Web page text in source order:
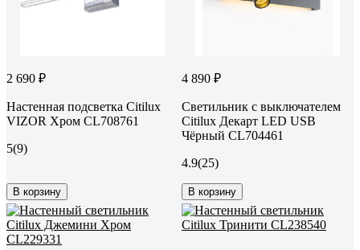
2 690 ₽
Настенная подсветка Citilux
VIZOR Хром CL708761
5(9)
В корзину
4 890 ₽
Светильник с выключателем
Citilux Декарт LED USB
Чёрный CL704461
4.9(25)
В корзину